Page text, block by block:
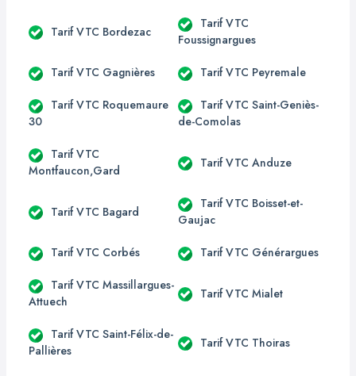
Tarif VTC Bordezac
Tarif VTC
Foussignargues
Tarif VTC Gagnières Tarif VTC Peyremale
Tarif VTC Roquemaure
30
Tarif VTC Saint-Geniès-
de-Comolas
Tarif VTC
Montfaucon,Gard
Tarif VTC Anduze
Tarif VTC Bagard
Tarif VTC Boisset-et-
Gaujac
Tarif VTC Corbés Tarif VTC Générargues
Tarif VTC Massillargues-
Attuech
Tarif VTC Mialet
Tarif VTC Saint-Félix-de-
Pallières
Tarif VTC Thoiras